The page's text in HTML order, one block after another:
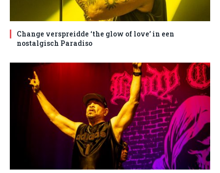
Change verspreidde ‘the glow of love’ in een
nostalgisch Paradiso